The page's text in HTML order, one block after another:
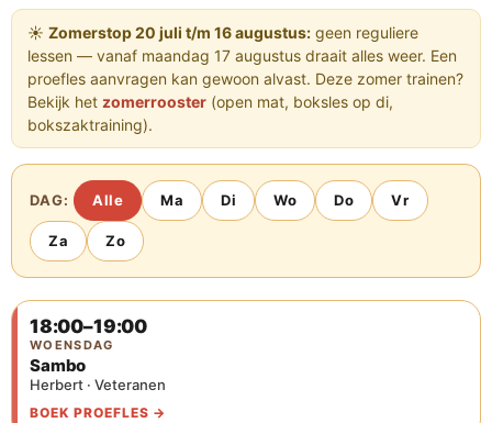
☀️ Zomerstop 20 juli t/m 16 augustus: geen reguliere
lessen — vanaf maandag 17 augustus draait alles weer. Een
proefles aanvragen kan gewoon alvast. Deze zomer trainen?
Bekijk het zomerrooster (open mat, boksles op di,
bokszaktraining).
DAG: Alle Ma Di Wo Do Vr
Za Zo
18:00–19:00
WOENSDAG
Sambo
Herbert · Veteranen
BOEK PROEFLES →